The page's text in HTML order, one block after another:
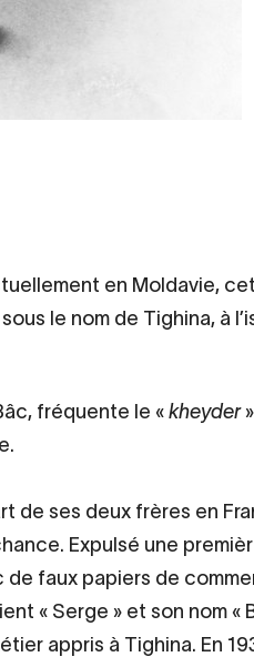
en Moldavie,
le nom de Tighina, à
fréquente le « kheyder
de ses deux frères en
Expulsé une
faux papiers de
« Serge » et son nom «
appris à Tighina. En